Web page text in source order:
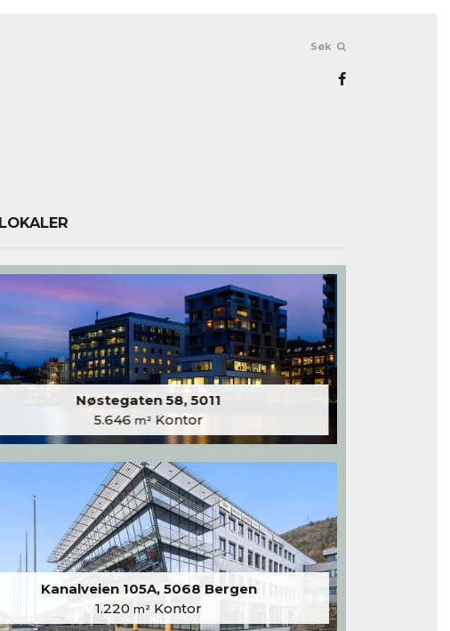
Søk
Nøstegaten 58, 5011
5.646 m² Kontor
Kanalveien 105A, 5068 Bergen
1.220 m²Kontor